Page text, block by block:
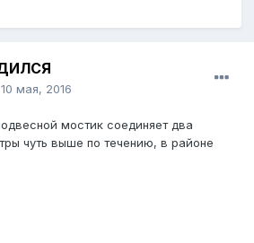
10 мая, 2016
мостик соединяет два
чуть выше по течению, в районе